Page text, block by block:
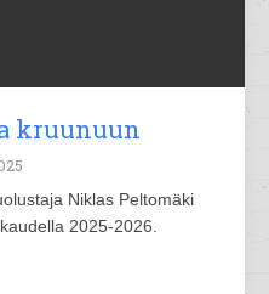
kruunuun
Niklas Peltomäki
2025-2026.